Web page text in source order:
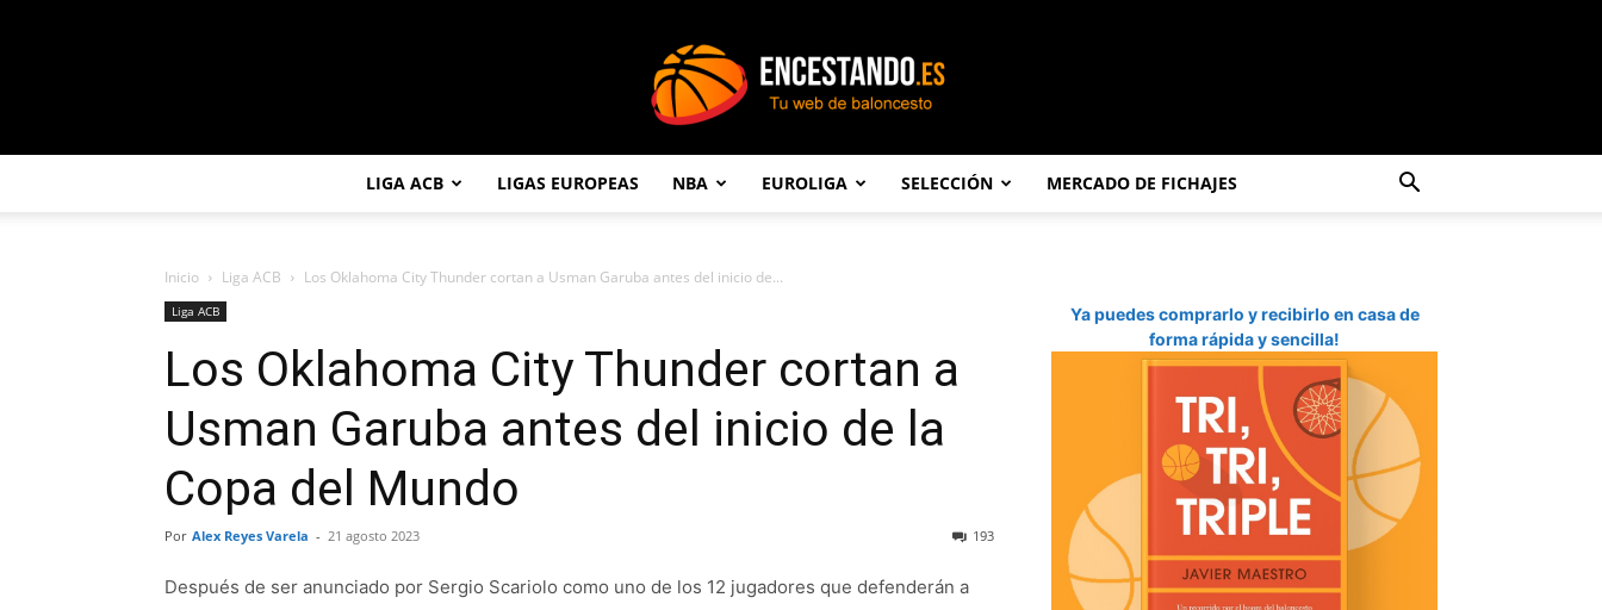
LIGA ACB LIGAS EUROPEAS NBA EUROLIGA SELECCIÓN MERCADO DE FICHAJES
Inicio Liga ACB Los Oklahoma City Thunder cortan a Usman Garuba antes del inicio de...
Liga ACB
Los Oklahoma City Thunder cortan a
Usman Garuba antes del inicio de la
Copa del Mundo
Por Alex Reyes Varela - 21 agosto 2023 193
Después de ser anunciado por Sergio Scariolo como uno de los 12 jugadores que defenderán a
Ya puedes comprarlo y recibirlo en casa de
forma rápida y sencilla!